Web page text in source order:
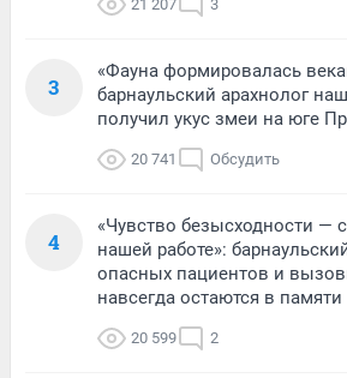
21 207 3
3
«Фауна формировалась
барнаульский арахнолог
получил укус змеи на юге
20 741 Обсудить
4
«Чувство безысходности —
нашей работе»:
опасных пациентов и
навсегда остаются в памяти
20 599 2